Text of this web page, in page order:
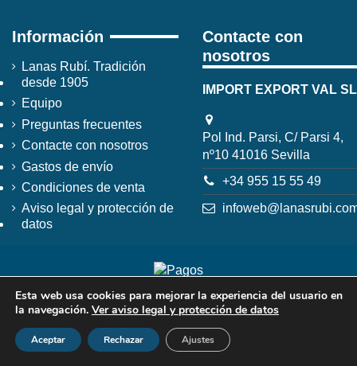
Información
Lanas Rubí. Tradición
desde 1905
Equipo
Preguntas frecuentes
Contacte con nosotros
Gastos de envío
Condiciones de venta
Aviso legal y protección de
datos
Contacte con
nosotros
IMPORT EXPORT VAL SL
Pol Ind. Parsi, C/ Parsi 4,
nº10 41016 Sevilla
+34 955 15 55 49
Esta web usa cookies para mejorar la experiencia del usuario en
la navegación. Ver aviso legal y protección de datos
Aceptar Rechazar Ajustes